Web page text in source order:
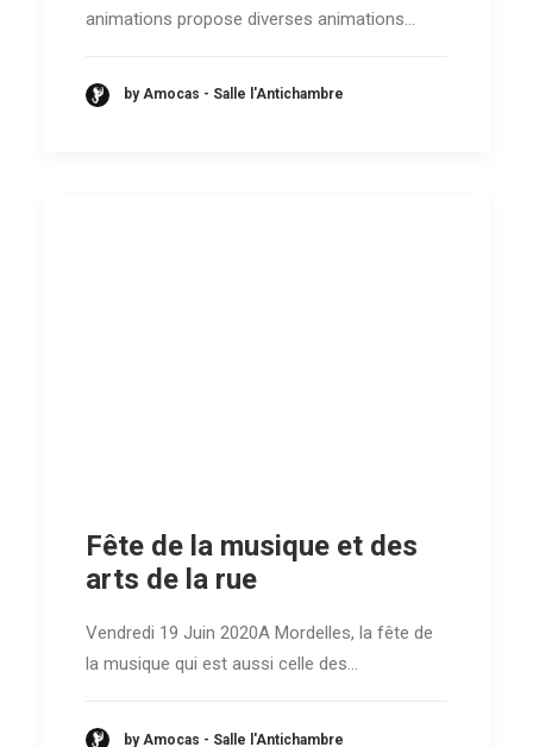
animations propose diverses animations…
by Amocas - Salle l'Antichambre
Fête de la musique et des
arts de la rue
Vendredi 19 Juin 2020A Mordelles, la fête de
la musique qui est aussi celle des…
by Amocas - Salle l'Antichambre